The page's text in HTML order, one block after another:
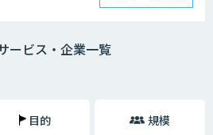
つです。最近では、スマホや入退室のセキ
ービス・企業一覧
目的 規模